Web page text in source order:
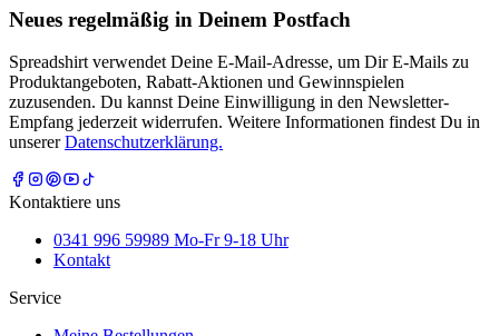
Neues regelmäßig in Deinem Postfach
Spreadshirt verwendet Deine E-Mail-Adresse, um Dir E-Mails zu
Produktangeboten, Rabatt-Aktionen und Gewinnspielen
zuzusenden. Du kannst Deine Einwilligung in den Newsletter-
Empfang jederzeit widerrufen. Weitere Informationen findest Du in
unsererDatenschutzerklärung.
Kontaktiere uns
0341 996 59989 Mo-Fr 9-18 Uhr
Kontakt
Service